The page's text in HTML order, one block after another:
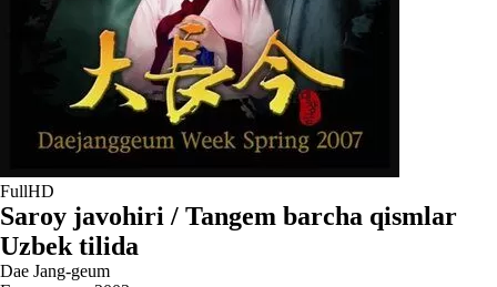
FullHD
Saroy javohiri / Tangem barcha qismlar
Uzbek tilida
Dae Jang-geum